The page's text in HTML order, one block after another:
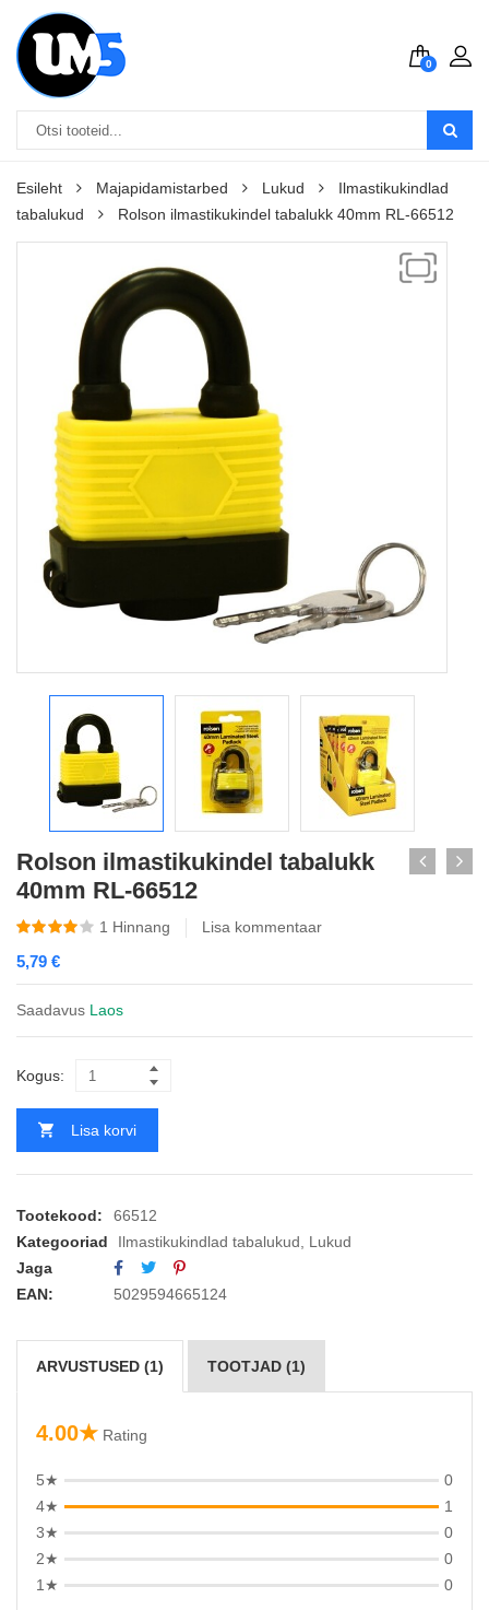
0
Esileht Majapidamistarbed Lukud
Ilmastikukindlad
tabalukud
Rolson ilmastikukindel tabalukk 40mm RL-66512
Rolson ilmastikukindel tabalukk
40mm RL-66512
1 Hinnang Lisa kommentaar
5,79 €
Saadavus Laos
Kogus:
Lisa korvi
Tootekood:
66512
Kategooriad
Ilmastikukindlad tabalukud
Lukud
Jaga
EAN:
5029594665124
ARVUSTUSED (1) TOOTJAD (1)
4.00★ Rating
5★
0
4★
1
3★
0
2★
0
1★
0